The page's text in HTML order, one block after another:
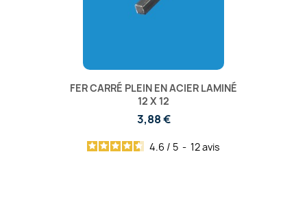
FER CARRÉ PLEIN EN ACIER LAMINÉ
12 X 12
3,88 €
4.6 / 5 - 12avis